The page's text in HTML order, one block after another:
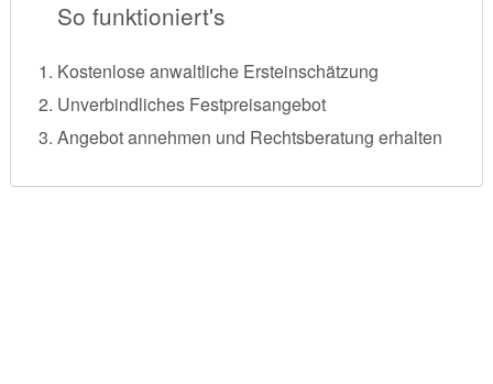
So funktioniert's
Kostenlose anwaltliche Ersteinschätzung
Unverbindliches Festpreisangebot
Angebot annehmen und Rechtsberatung erhalten